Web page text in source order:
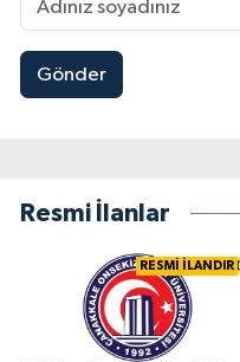
Gönder
Resmi İlanlar
RESMİ İLANDIR